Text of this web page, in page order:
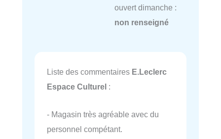
ouvert dimanche :
non renseigné
Liste des commentaires E.Leclerc
Espace Culturel :
- Magasin très agréable avec du
personnel compétant.